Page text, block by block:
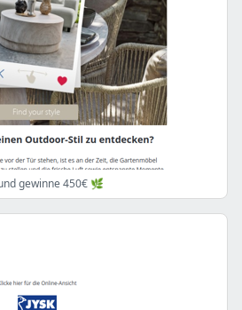
gewinne 450€ 🌿